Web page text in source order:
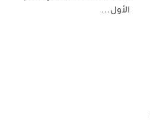
الأول...